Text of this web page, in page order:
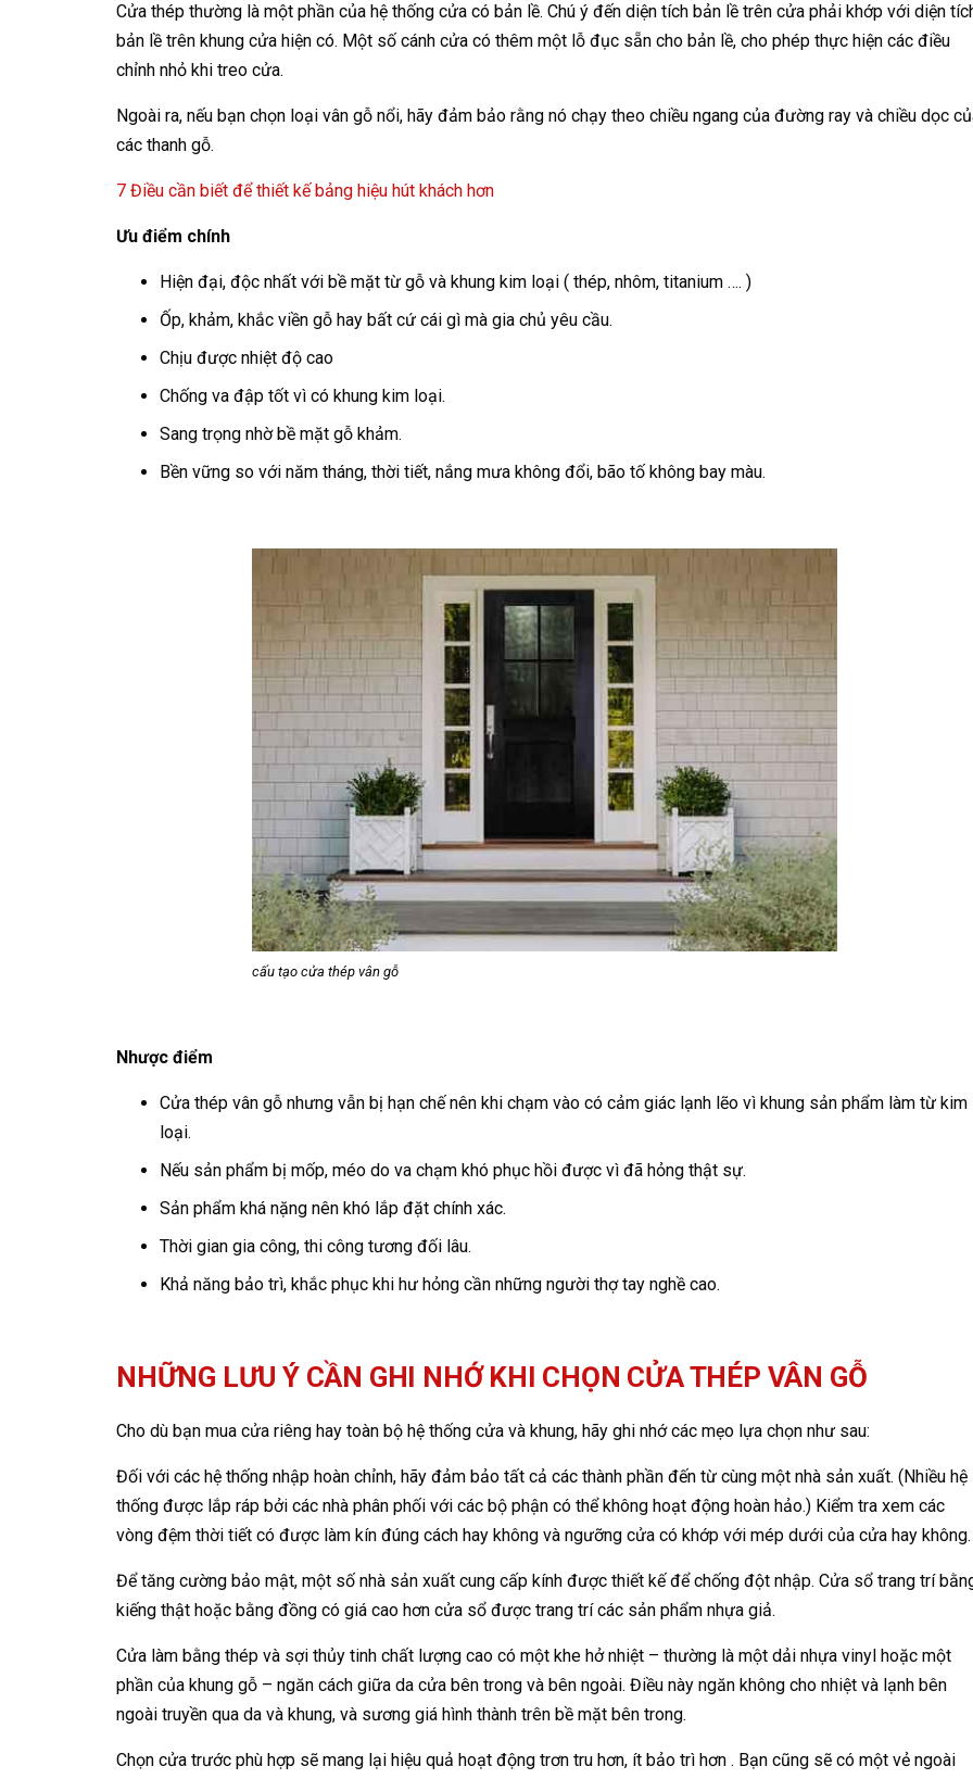
Cửa thép thường là một phần của hệ thống cửa có bản lề. Chú ý đến diện tích bản lề trên cửa phải khớp với diện
bản lề trên khung cửa hiện có. Một số cánh cửa có thêm một lỗ đục sẵn cho bản lề, cho phép thực hiện các điều
chỉnh nhỏ khi treo cửa.
Ngoài ra, nếu bạn chọn loại vân gỗ nổi, hãy đảm bảo rằng nó chạy theo chiều ngang của đường ray và chiều dọc
các thanh gỗ.
7 Điều cần biết để thiết kế bảng hiệu hút khách hơn
Ưu điểm chính
Hiện đại, độc nhất với bề mặt từ gỗ và khung kim loại ( thép, nhôm, titanium …. )
Ốp, khảm, khắc viền gỗ hay bất cứ cái gì mà gia chủ yêu cầu.
Chịu được nhiệt độ cao
Chống va đập tốt vì có khung kim loại.
Sang trọng nhờ bề mặt gỗ khảm.
Bền vững so với năm tháng, thời tiết, nắng mưa không đổi, bão tố không bay màu.
cấu tạo cửa thép vân gỗ
Nhược điểm
Cửa thép vân gỗ nhưng vẫn bị hạn chế nên khi chạm vào có cảm giác lạnh lẽo vì khung sản phẩm làm từ kim
loại.
Nếu sản phẩm bị mốp, méo do va chạm khó phục hồi được vì đã hỏng thật sự.
Sản phẩm khá nặng nên khó lắp đặt chính xác.
Thời gian gia công, thi công tương đối lâu.
Khả năng bảo trì, khắc phục khi hư hỏng cần những người thợ tay nghề cao.
NHỮNG LƯU Ý CẦN GHI NHỚ KHI CHỌN CỬA THÉP VÂN GỖ
Cho dù bạn mua cửa riêng hay toàn bộ hệ thống cửa và khung, hãy ghi nhớ các mẹo lựa chọn như sau:
Đối với các hệ thống nhập hoàn chỉnh, hãy đảm bảo tất cả các thành phần đến từ cùng một nhà sản xuất. (Nhiều hệ
thống được lắp ráp bởi các nhà phân phối với các bộ phận có thể không hoạt động hoàn hảo.) Kiểm tra xem các
vòng đệm thời tiết có được làm kín đúng cách hay không và ngưỡng cửa có khớp với mép dưới của cửa hay không.
Để tăng cường bảo mật, một số nhà sản xuất cung cấp kính được thiết kế để chống đột nhập. Cửa sổ trang trí
kiếng thật hoặc bằng đồng có giá cao hơn cửa sổ được trang trí các sản phẩm nhựa giả.
Cửa làm bằng thép và sợi thủy tinh chất lượng cao có một khe hở nhiệt – thường là một dải nhựa vinyl hoặc một
phần của khung gỗ – ngăn cách giữa da cửa bên trong và bên ngoài. Điều này ngăn không cho nhiệt và lạnh bên
ngoài truyền qua da và khung, và sương giá hình thành trên bề mặt bên trong.
Chọn cửa trước phù hợp sẽ mang lại hiệu quả hoạt động trơn tru hơn, ít bảo trì hơn . Bạn cũng sẽ có một vẻ ngoài